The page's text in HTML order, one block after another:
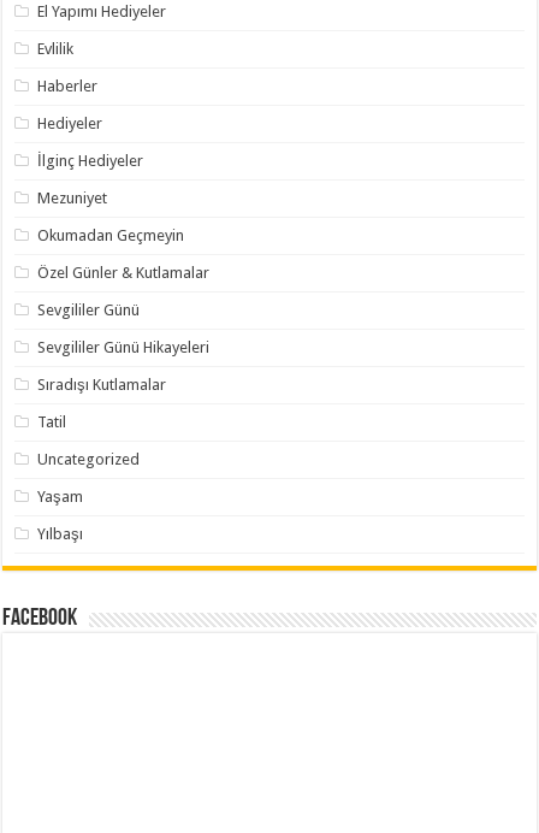
El Yapımı Hediyeler
Evlilik
Haberler
Hediyeler
İlginç Hediyeler
Mezuniyet
Okumadan Geçmeyin
Özel Günler & Kutlamalar
Sevgililer Günü
Sevgililer Günü Hikayeleri
Sıradışı Kutlamalar
Tatil
Uncategorized
Yaşam
Yılbaşı
Facebook